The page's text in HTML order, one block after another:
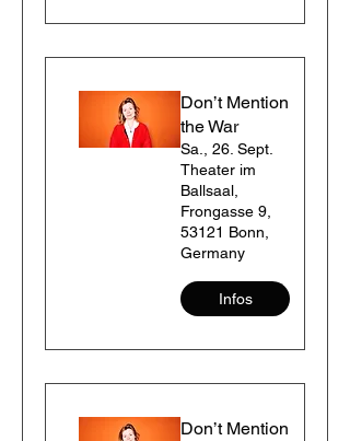
Don’t Mention
the War
Sa., 26. Sept.
Theater im
Ballsaal,
Frongasse 9,
53121 Bonn,
Germany
Infos
Don’t Mention